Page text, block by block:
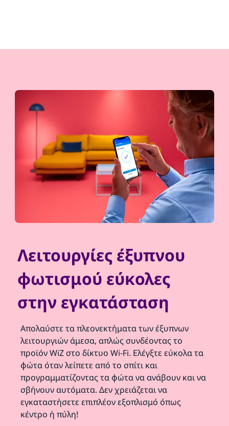
Λειτουργίες έξυπνου
φωτισμού εύκολες
στην εγκατάσταση
Απολαύστε τα πλεονεκτήματα των έξυπνων
λειτουργιών άμεσα, απλώς συνδέοντας το
προϊόν WiZ στο δίκτυο Wi-Fi. Ελέγξτε εύκολα τα
φώτα όταν λείπετε από το σπίτι και
προγραμματίζοντας τα φώτα να ανάβουν και να
σβήνουν αυτόματα. Δεν χρειάζεται να
εγκαταστήσετε επιπλέον εξοπλισμό όπως
κέντρο ή πύλη!